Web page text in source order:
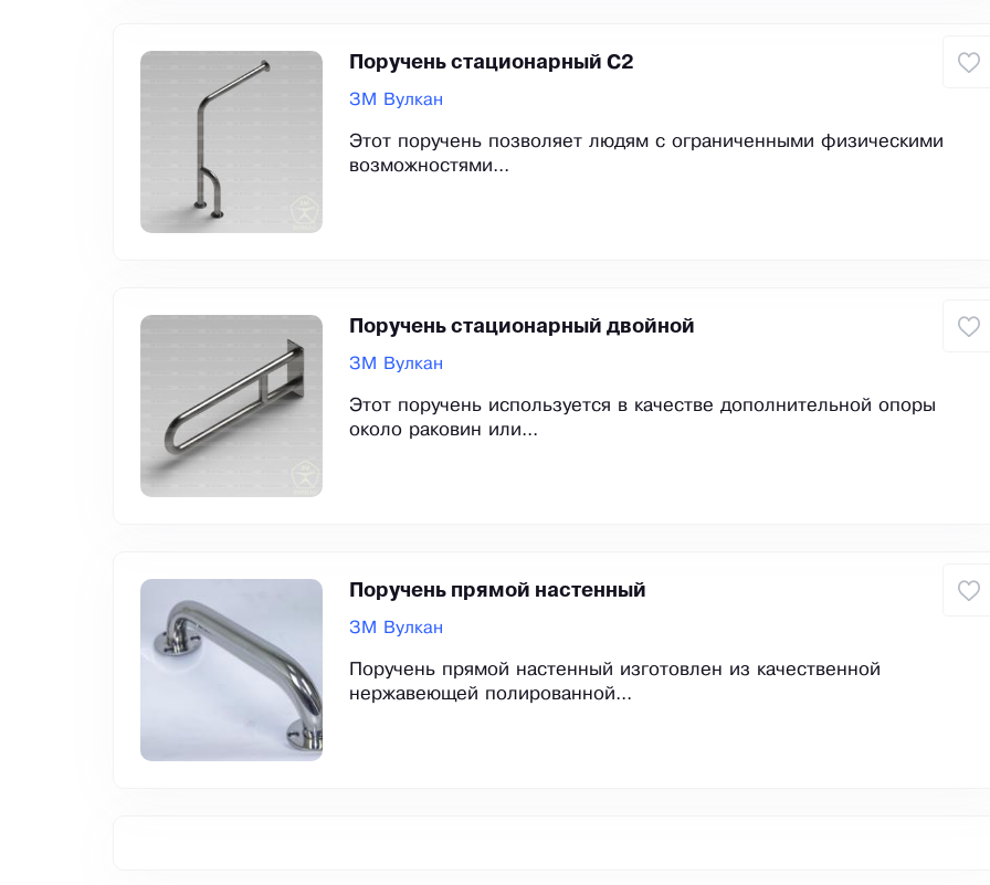
Поручень стационарный С2
ЗМ Вулкан
Этот поручень позволяет людям с ограниченными физическими
возможностями...
Поручень стационарный двойной
ЗМ Вулкан
Этот поручень используется в качестве дополнительной опоры
около раковин или...
Поручень прямой настенный
ЗМ Вулкан
Поручень прямой настенный изготовлен из качественной
нержавеющей полированной...